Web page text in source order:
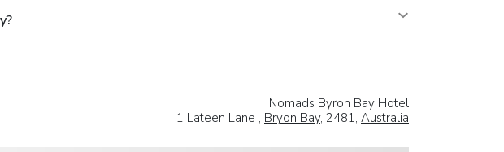
Nomads Byron Bay Hotel
1 Lateen Lane , Bryon Bay, 2481, Australia